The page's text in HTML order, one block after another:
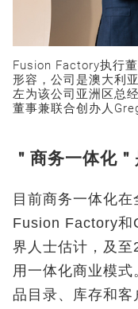
Fusion Factory执行
形容，公司是澳大利
左为该公司亚洲区总
董事兼联合创办人
＂商务一体化
目前商务一体化
Fusion Factory和
界人士估计，及
用一体化商业模
品目录、库存和